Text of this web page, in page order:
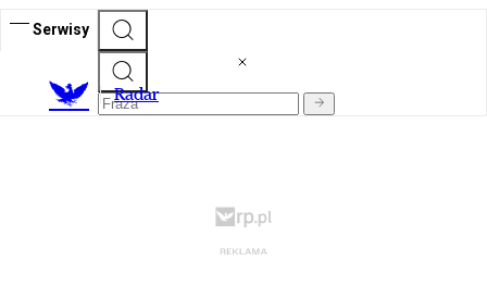
Serwisy
Radar